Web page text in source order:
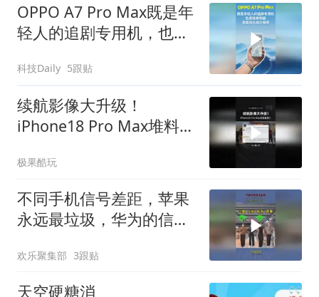
OPPO A7 Pro Max既是年
轻人的追剧专用机，也是
母用
科技Daily 5跟贴
续航影像大升级！
iPhone18 Pro Max堆料拉
极果酷玩
不同手机信号差距，苹果
永远最垃圾，华为的信号
欢乐聚集部 3跟贴
天空硬糖消